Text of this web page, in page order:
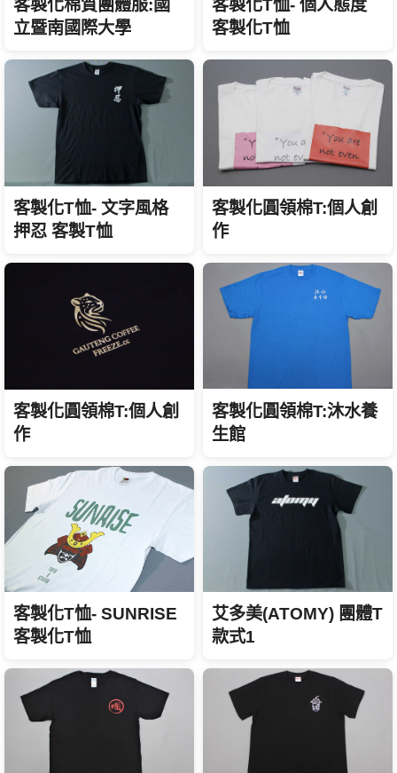
客製化棉質團體服:國
立暨南國際大學
客製化T恤- 個人態度
客製化T恤
客製化T恤- 文字風格
押忍 客製T恤
客製化圓領棉T:個人創
作
客製化圓領棉T:個人創
作
客製化圓領棉T:沐水養
生館
客製化T恤- SUNRISE
客製化T恤
艾多美(ATOMY) 團體T
款式1